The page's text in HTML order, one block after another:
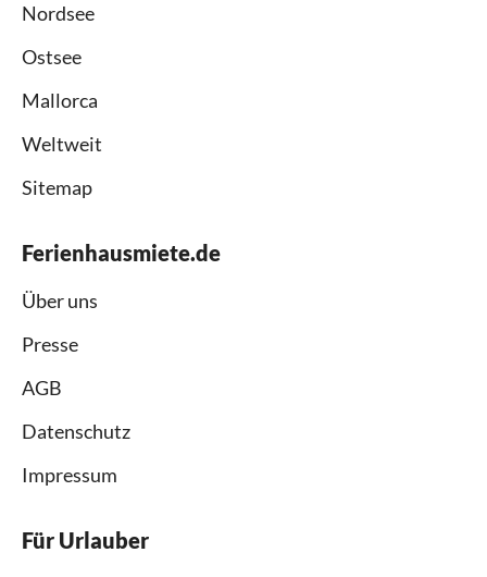
Nordsee
Ostsee
Mallorca
Weltweit
Sitemap
Ferienhausmiete.de
Über uns
Presse
AGB
Datenschutz
Impressum
Für Urlauber